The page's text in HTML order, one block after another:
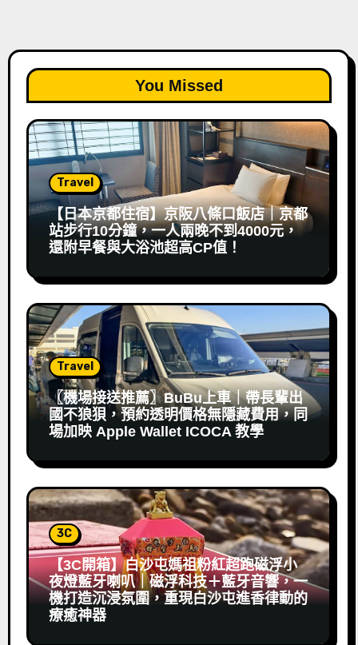
You Missed
Travel
【日本京都住宿】京阪八條口飯店｜京都
站步行10分鐘，一人兩晚不到4000元，
還附早餐與大浴池超高CP值！
Travel
〖機場接送推薦〗BuBu上車｜帶長輩出
國不狼狽，預約透明價格無隱藏費用，同
場加映 Apple Wallet ICOCA 教學
3C
【3C開箱】白沙屯媽祖粉紅超跑磁浮小
夜燈藍牙喇叭｜磁浮科技＋藍牙音響，一
機打造沉浸氛圍，重現白沙屯進香律動的
療癒神器